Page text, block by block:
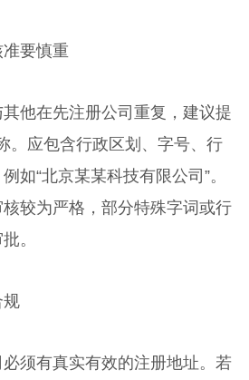
要慎重
他在先注册公司重复，建议提
。应包含行政区划、字号、行
如“北京某某科技有限公司”。
较为严格，部分特殊字词或行
。
规
须有真实有效的注册地址。若